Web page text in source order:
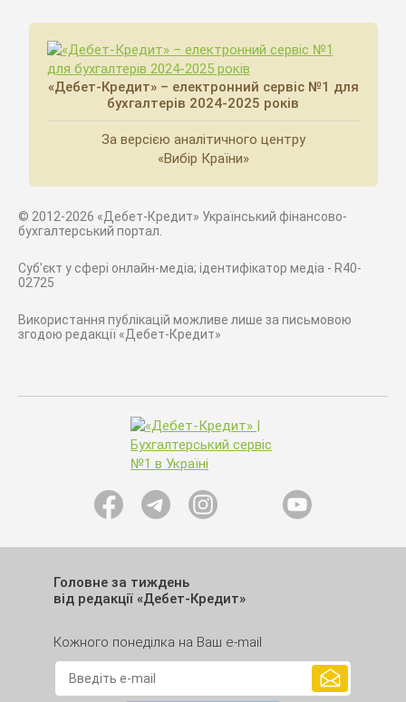
«Дебет-Кредит» – електронний сервіс №1 для
бухгалтерів 2024-2025 років
За версією аналітичного центру
«Вибір Країни»
© 2012-2026 «Дебет-Кредит» Український фінансово-
бухгалтерський портал.
Суб'єкт у сфері онлайн-медіа; ідентифікатор медіа - R40-
02725
Використання публікацій можливе лише за письмовою
згодою редакції «Дебет-Кредит»
Головне за тиждень
від редакції «Дебет-Кредит»
Кожного понеділка на Ваш e-mail